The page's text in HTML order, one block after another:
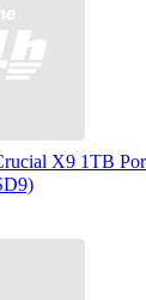
X9 1TB